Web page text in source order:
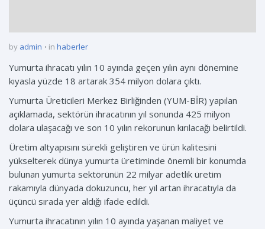
by admin in haberler
Yumurta ihracatı yılın 10 ayında geçen yılın aynı dönemine
kıyasla yüzde 18 artarak 354 milyon dolara çıktı.
Yumurta Üreticileri Merkez Birliğinden (YUM-BİR) yapılan
açıklamada, sektörün ihracatının yıl sonunda 425 milyon
dolara ulaşacağı ve son 10 yılın rekorunun kırılacağı belirtildi.
Üretim altyapısını sürekli geliştiren ve ürün kalitesini
yükselterek dünya yumurta üretiminde önemli bir konumda
bulunan yumurta sektörünün 22 milyar adetlik üretim
rakamıyla dünyada dokuzuncu, her yıl artan ihracatıyla da
üçüncü sırada yer aldığı ifade edildi.
Yumurta ihracatının yılın 10 ayında yaşanan maliyet ve